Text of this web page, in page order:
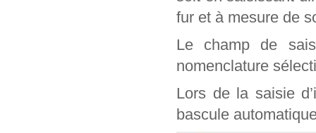
fur et à mesure de
Le champ de
nomenclature
Lors de la saisie
bascule